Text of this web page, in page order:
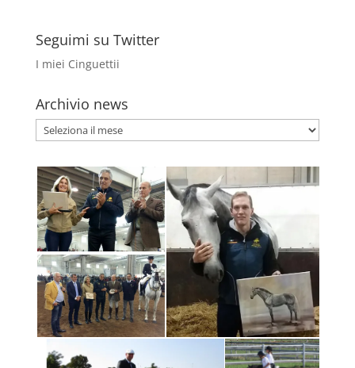
Seguimi su Twitter
I miei Cinguettii
Archivio news
Archivio
news